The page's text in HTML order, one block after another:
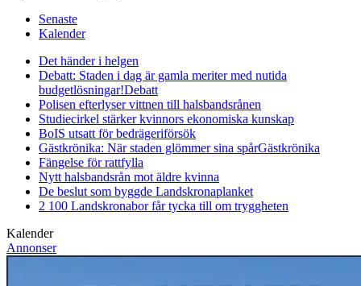
Senaste
Kalender
Det händer i helgen
Debatt: Staden i dag är gamla meriter med nutida
budgetlösningar!Debatt
Polisen efterlyser vittnen till halsbandsrånen
Studiecirkel stärker kvinnors ekonomiska kunskap
BoIS utsatt för bedrägeriförsök
Gästkrönika: När staden glömmer sina spårGästkrönika
Fängelse för rattfylla
Nytt halsbandsrån mot äldre kvinna
De beslut som byggde Landskronaplanket
2 100 Landskronabor får tycka till om tryggheten
Kalender
Annonser